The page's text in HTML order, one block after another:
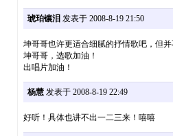
琥珀镶泪 发表于 2008-8-19 21:50
坤哥哥也许更适合细腻的抒情歌吧，但
坤哥哥，选歌加油！
出唱片加油！
杨慧发表于 2008-8-19 22:49
好听！具体也讲不出一二三来！嘻嘻